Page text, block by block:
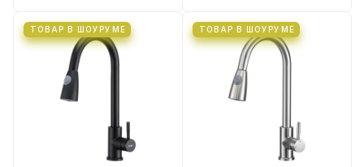
ТОВАР В ШОУРУМЕ ТОВАР В ШОУРУМЕ